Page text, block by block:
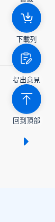
下載列
提出意見
回到頂部